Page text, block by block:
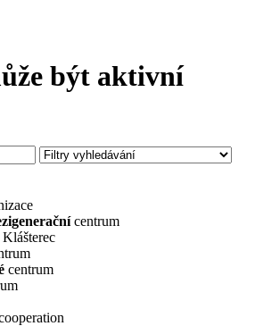
být aktivní
centrum
Klášterec
centrum